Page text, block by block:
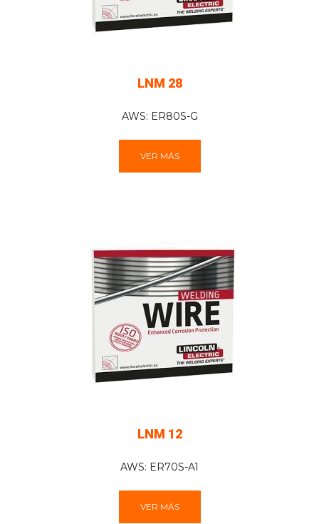
LNM 28
AWS: ER80S-G
VER MÁS
LNM 12
AWS: ER70S-A1
VER MÁS